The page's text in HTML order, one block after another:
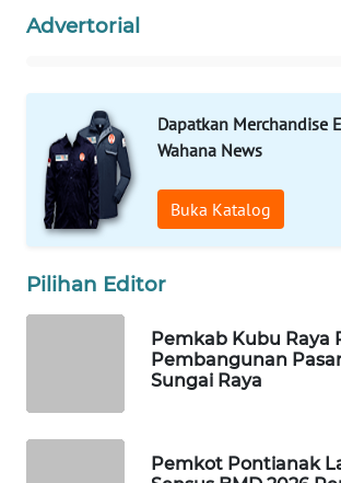
Advertorial
Dapatkan Merchandise
Wahana News
Buka Katalog
Pilihan Editor
Pemkab Kubu Raya
Pembangunan
Sungai Raya
Pemkot Pontianak
MARTABAT
NET
PLN
WATCH
MKLI
LKKI